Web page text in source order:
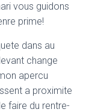
vous guidons
prime!
dans au
change
apercu
a proximite
faire du rentre-